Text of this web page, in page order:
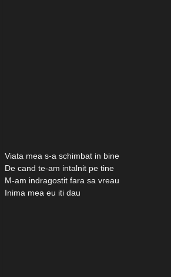
Viata mea s-a schimbat in bine
De cand te-am intalnit pe tine
M-am indragostit fara sa vreau
Inima mea eu iti dau